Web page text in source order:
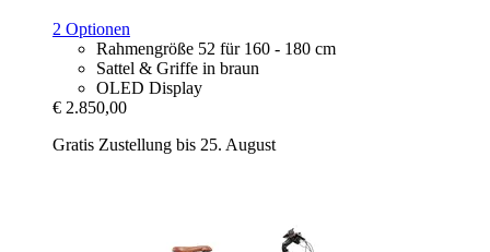
2 Optionen
Rahmengröße 52 für 160 - 180 cm
Sattel & Griffe in braun
OLED Display
€ 2.850,00
Gratis Zustellung bis 25. August